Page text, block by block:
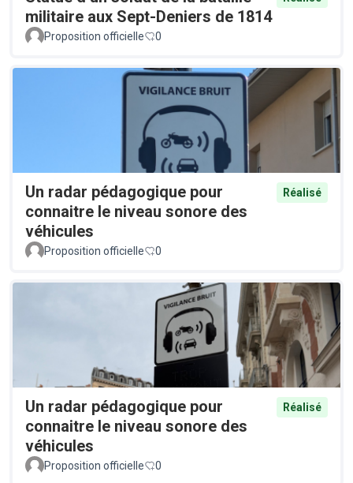
militaire aux Sept-Deniers de 1814
Proposition officielle 0
Un radar pédagogique pour
connaitre le niveau sonore des
véhicules
Réalisé
Proposition officielle 0
Un radar pédagogique pour
connaitre le niveau sonore des
véhicules
Réalisé
Proposition officielle 0